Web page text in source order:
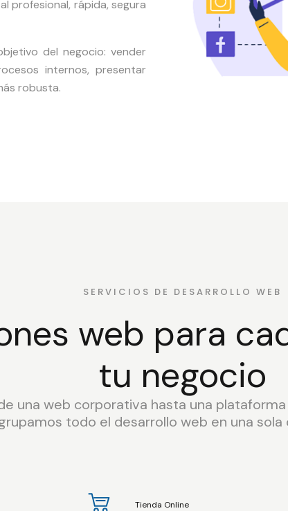
profesional, rápida, segura
del negocio: vender
internos, presentar
robusta.
SERVICIOS DE DESARROLLO WEB
web para
tu negocio
una web corporativa hasta una
todo el desarrollo web en una
Tienda Online